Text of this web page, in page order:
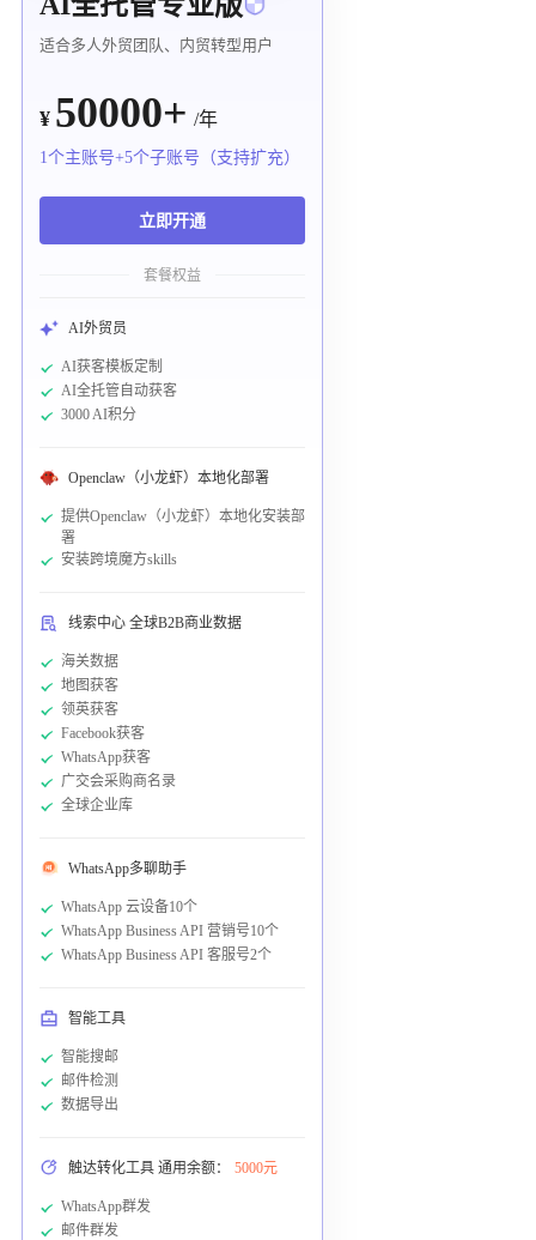
适合多人外贸团队、内贸转型用户
¥ 50000+ /年
1个主账号+5个子账号（支持扩充）
立即开通
套餐权益
AI外贸员
AI获客模板定制
AI全托管自动获客
3000 AI积分
Openclaw（小龙虾）本地化部署
提供Openclaw（小龙虾）本地化安装部
署
安装跨境魔方skills
线索中心 全球B2B商业数据
海关数据
地图获客
领英获客
Facebook获客
WhatsApp获客
广交会采购商名录
全球企业库
WhatsApp多聊助手
WhatsApp 云设备10个
WhatsApp Business API 营销号10个
WhatsApp Business API 客服号2个
智能工具
智能搜邮
邮件检测
数据导出
触达转化工具 通用余额： 5000元
WhatsApp群发
邮件群发